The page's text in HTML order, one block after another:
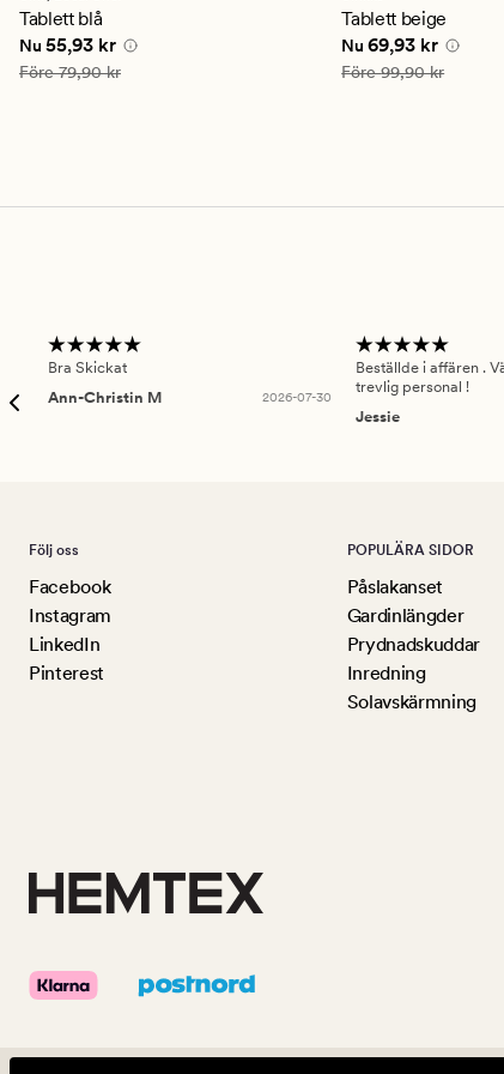
genomsnittligt
betyg
på
4.5
Tablett blå
Nuvarande pris
Nu 55,93 kr
Ordinarie pris
Före79,90 kr
genomsnittligt
betyg
på
4.5
Tablett beige
Nuvarande pris
Nu 69,93 kr
Ordinarie pris
Före99,90 kr
Bra Skickat
Ann-Christin M
2026-07-30
Beställde i affären .
trevlig personal !
Jessie
Följ oss
Facebook
Instagram
LinkedIn
Pinterest
POPULÄRA SIDOR
Påslakanset
Gardinlängder
Prydnadskuddar
Inredning
Solavskärmning